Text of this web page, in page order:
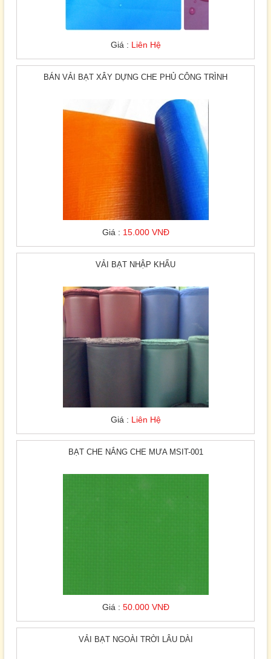
Giá : Liên Hệ
BÁN VẢI BẠT XÂY DỰNG CHE PHỦ CÔNG TRÌNH
Giá : 15.000 VNĐ
VẢI BẠT NHẬP KHẨU
Giá : Liên Hệ
BẠT CHE NẮNG CHE MƯA MSIT-001
Giá : 50.000 VNĐ
VẢI BẠT NGOÀI TRỜI LÂU DÀI